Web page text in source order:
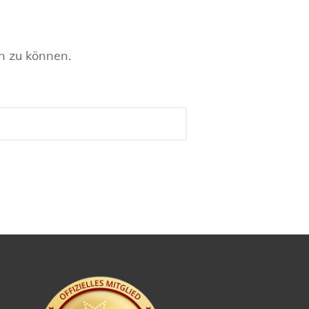
zu können.